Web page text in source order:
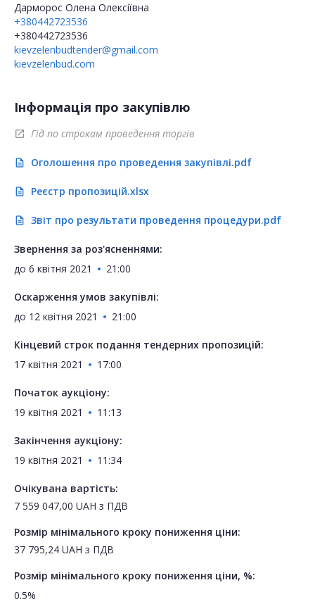
Дарморос Олена Олексіївна
+380442723536
+380442723536
kievzelenbudtender@gmail.com
kievzelenbud.com
Інформація про закупівлю
open_in_new Гід по строкам проведення торгів
description Оголошення про проведення закупівлі.pdf
description Реєстр пропозицій.xlsx
description Звіт про результати проведення процедури.pdf
Звернення за роз'ясненнями:
до 6 квітня 2021 21:00
Оскарження умов закупівлі:
до 12 квітня 2021 21:00
Кінцевий строк подання тендерних пропозицій:
17 квітня 2021
17:00
Початок аукціону:
19 квітня 2021
11:13
Закінчення аукціону:
19 квітня 2021
11:34
Очікувана вартість:
7 559 047,00 UAH з ПДВ
Розмір мінімального кроку пониження ціни:
37 795,24 UAH з ПДВ
Розмір мінімального кроку пониження ціни, %:
0.5%